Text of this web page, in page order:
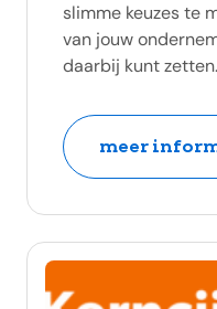
slimme keuzes te
van jouw
daarbij kunt zetten.
meer